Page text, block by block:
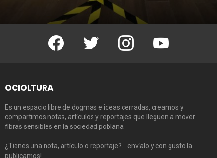
Facebook Twitter Instagram Youtube
OCIOLTURA
Es un espacio libre de dogmas e ideas cerradas, creamos y
compartimos notas, artículos y reportajes que lleguen a mover
fibras sensibles en la sociedad poblana.
¿Tienes una nota, artículo o reportaje?… envíalo y con gusto la
publicamos!